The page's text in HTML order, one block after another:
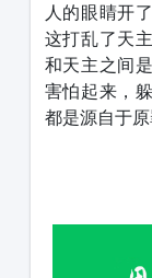
人的眼睛开
这打乱了天
和天主之间
害怕起来，
都是源自于原